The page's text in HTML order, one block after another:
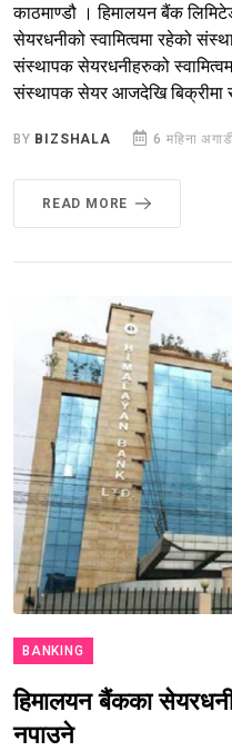
काठमाण्डौ । हिमालयन बैंक
सेयरधनीको स्वामित्वमा रहेको
संस्थापक सेयरधनीहरुको
संस्थापक सेयर आजदेखि बिक्रीमा
BY BIZSHALA 6 महिना
READ MORE
BANKING
हिमालयन बैंकका
नपाउने